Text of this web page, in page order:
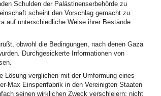
Schulden der Palästinenserbehörde zu
scheint den Vorschlag gemacht zu
auf unterschiedliche Weise ihrer Bestände
obwohl die Bedingungen, nach denen Gaza
Durchgesickerte Informationen von
Lösung verglichen mit der Umformung eines
Max Einsperrfabrik in den Vereinigten Staaten
seinen wirklichen Zweck verschleiern: nicht